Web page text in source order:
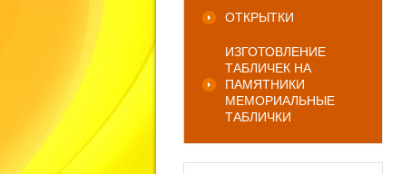
ОТКРЫТКИ
ИЗГОТОВЛЕНИЕ
ТАБЛИЧЕК НА
ПАМЯТНИКИ
МЕМОРИАЛЬНЫЕ
ТАБЛИЧКИ